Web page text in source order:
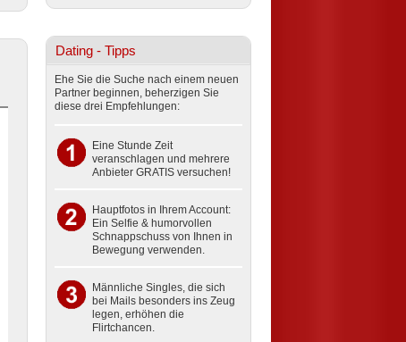
Dating - Tipps
Ehe Sie die Suche nach einem neuen
Partner beginnen, beherzigen Sie
diese drei Empfehlungen:
Eine Stunde Zeit
veranschlagen und mehrere
Anbieter GRATIS versuchen!
Hauptfotos in Ihrem Account:
Ein Selfie & humorvollen
Schnappschuss von Ihnen in
Bewegung verwenden.
Männliche Singles, die sich
bei Mails besonders ins Zeug
legen, erhöhen die
Flirtchancen.